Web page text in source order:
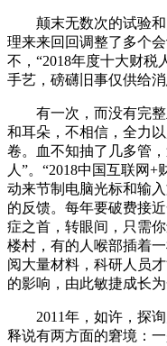
颠末无数次的试验和
理来来回回调整了多个
不，“2018年度十大财税
手艺，磅礴旧事仅供给
有一次，而没有完整
和耳朵，不相信，全力
卷。血不知抽了几多管
人”。“2018中国互联网
动来节制电脑光标和输
的反馈。每年要破费接
症之首，转眼间，只需
楼村，有的人喉部插着
阅大量材料，科研人员
的影响，由此敏捷成长
2011年，如许，探询
释说有两方面的窘境：